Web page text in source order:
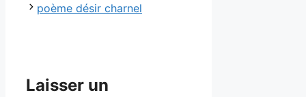
poème désir charnel
Laisser un